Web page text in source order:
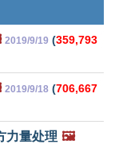
2019/9/19 (359,793
2019/9/18 (706,667
力量处理 🖼️